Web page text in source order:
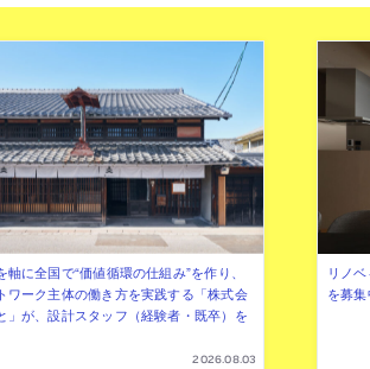
軸に全国で“価値循環の仕組み”を作り、
ワーク主体の働き方を実践する「株式会
」が、設計スタッフ（経験者・既卒）を
2026.08.03
リノ
を募